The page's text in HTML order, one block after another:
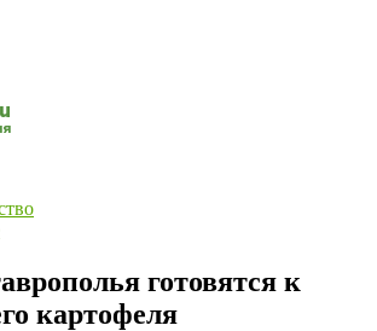
готовятся к
картофеля